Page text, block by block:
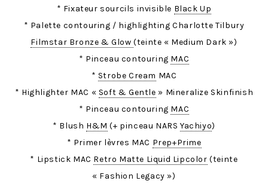
* Fixateur sourcils invisible Black Up
* Palette contouring / highlighting Charlotte Tilbury
Filmstar Bronze & Glow(teinte « Medium Dark »)
* Pinceau contouring MAC
* Strobe Cream MAC
* Highlighter MAC « Soft & Gentle » Mineralize Skinfinish
* Pinceau contouring MAC
* Blush H&M (+ pinceau NARS Yachiyo)
* Primer lèvres MAC Prep+Prime
* Lipstick MAC Retro Matte Liquid Lipcolor (teinte
« Fashion Legacy »)